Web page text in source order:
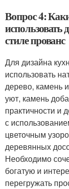
Вопрос 4:
использовать
стиле прованс
Для дизайна
использовать
дерево, камень
уют, камень
практичности и
с
цветочным
деревянных
Необходимо
богатую и
перегружать